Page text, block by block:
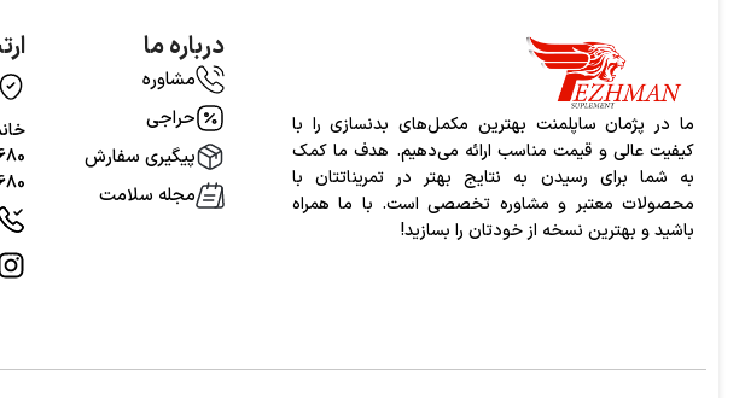
ما در پژمان ساپلمنت بهترین مکمل‌های بدنسازی را با
کیفیت عالی و قیمت مناسب ارائه می‌دهیم. هدف ما کمک
به شما برای رسیدن به نتایج بهتر در تمریناتتان با
محصولات معتبر و مشاوره تخصصی است. با ما همراه
باشید و بهترین نسخه از خودتان را بسازید!
درباره ما
مشاوره
حراجی
پیگیری سفارش
مجله سلامت